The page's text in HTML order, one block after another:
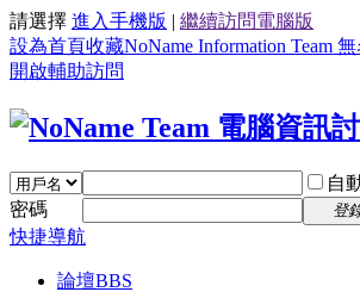
請選擇 進入手機版 | 繼續訪問電腦版
設為首頁收藏NoName Information Team
開啟輔助訪問
自
密碼
登
快捷導航
論壇BBS